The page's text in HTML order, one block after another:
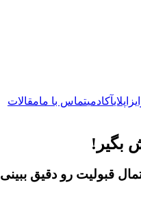
آکادمیتماس با مامقالات
بگیر!
قبولیت رو دقیق ببینی